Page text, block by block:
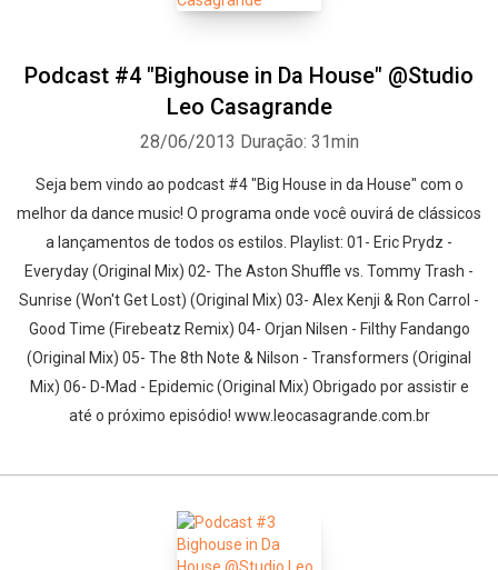
Podcast #4 "Bighouse in Da House" @Studio
Leo Casagrande
28/06/2013 Duração: 31min
Seja bem vindo ao podcast #4 "Big House in da House" com o
melhor da dance music! O programa onde você ouvirá de clássicos
a lançamentos de todos os estilos. Playlist: 01- Eric Prydz -
Everyday (Original Mix) 02- The Aston Shuffle vs. Tommy Trash -
Sunrise (Won't Get Lost) (Original Mix) 03- Alex Kenji & Ron Carrol -
Good Time (Firebeatz Remix) 04- Orjan Nilsen - Filthy Fandango
(Original Mix) 05- The 8th Note & Nilson - Transformers (Original
Mix) 06- D-Mad - Epidemic (Original Mix) Obrigado por assistir e
até o próximo episódio! www.leocasagrande.com.br